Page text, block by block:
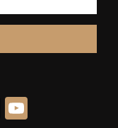
Twitter